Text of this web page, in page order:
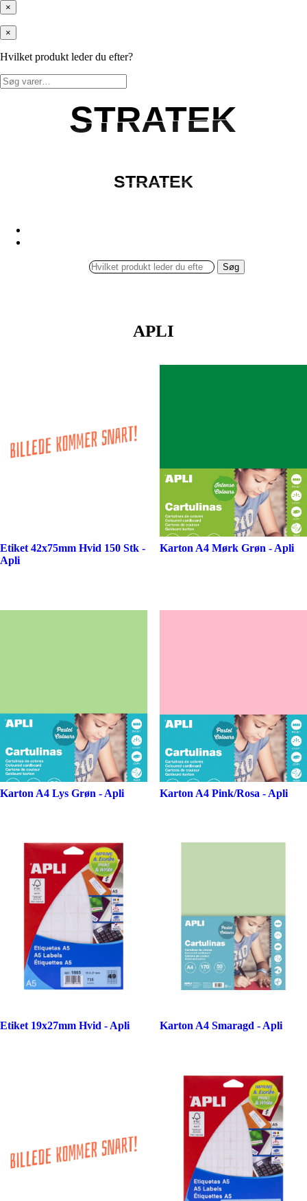
×
×
Hvilket produkt leder du efter?
Søg
efter:
STRATEK
STRATEK
STRATEK
STRATEK
Søg
APLI
Etiket 42x75mm Hvid 150 Stk -
Apli
Karton A4 Mørk Grøn - Apli
Karton A4 Lys Grøn - Apli Karton A4 Pink/Rosa - Apli
Etiket 19x27mm Hvid - Apli Karton A4 Smaragd - Apli